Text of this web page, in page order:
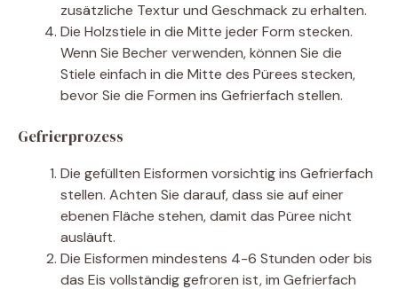
zusätzliche Textur und Geschmack zu erhalten.
Die Holzstiele in die Mitte jeder Form stecken.
Wenn Sie Becher verwenden, können Sie die
Stiele einfach in die Mitte des Pürees stecken,
bevor Sie die Formen ins Gefrierfach stellen.
Gefrierprozess
Die gefüllten Eisformen vorsichtig ins Gefrierfach
stellen. Achten Sie darauf, dass sie auf einer
ebenen Fläche stehen, damit das Püree nicht
ausläuft.
Die Eisformen mindestens 4-6 Stunden oder bis
das Eis vollständig gefroren ist, im Gefrierfach